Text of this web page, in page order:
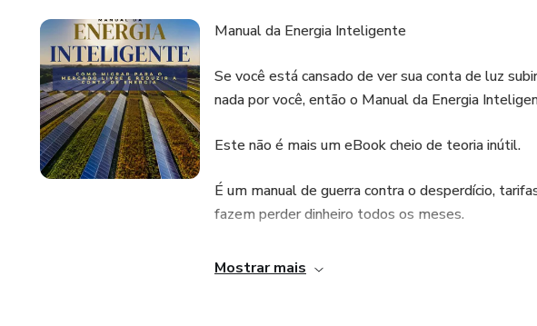
Manual da Energia Inteligente
Se você está cansado de ver sua conta de luz
nada por você, então o Manual da Energia
Este não é mais um eBook cheio de teoria inútil.
É um manual de guerra contra o desperdício,
fazem perder dinheiro todos os meses.
Aqui você vai aprender a fazer o que 99% das
Mostrar mais